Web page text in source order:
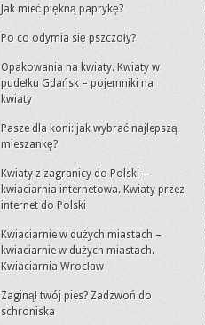
Jak mieć piękną paprykę?
Po co odymia się pszczoły?
Opakowania na kwiaty. Kwiaty w
pudełku Gdańsk – pojemniki na
kwiaty
Pasze dla koni: jak wybrać najlepszą
mieszankę?
Kwiaty z zagranicy do Polski –
kwiaciarnia internetowa. Kwiaty przez
internet do Polski
Kwiaciarnie w dużych miastach –
kwiaciarnie w dużych miastach.
Kwiaciarnia Wrocław
Zaginął twój pies? Zadzwoń do
schroniska